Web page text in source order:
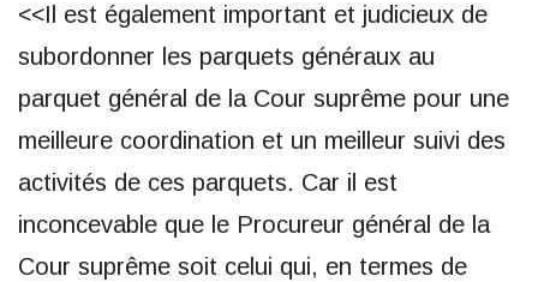
<<Il est également important et judicieux de
subordonner les parquets généraux au
parquet général de la Cour suprême pour une
meilleure coordination et un meilleur suivi des
activités de ces parquets. Car il est
inconcevable que le Procureur général de la
Cour suprême soit celui qui, en termes de